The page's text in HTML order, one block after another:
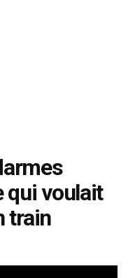
qui voulait
train